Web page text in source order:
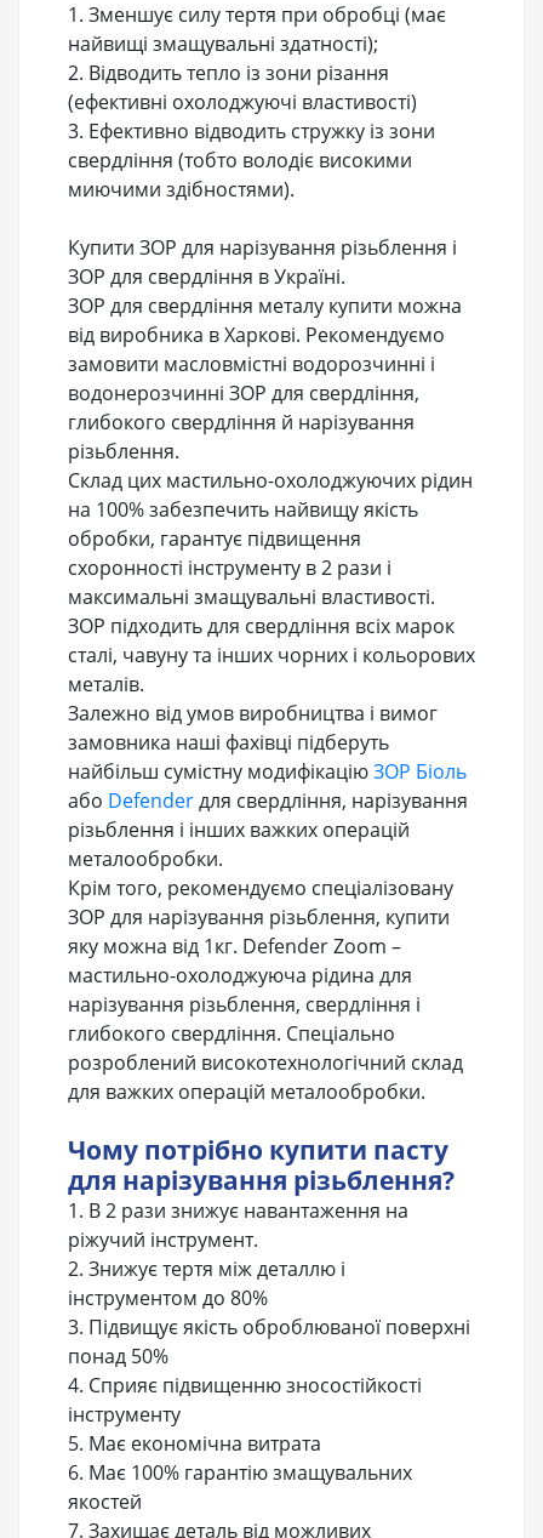
1. Зменшує силу тертя при обробці (має
найвищі змащувальні здатності);
2. Відводить тепло із зони різання
(ефективні охолоджуючі властивості)
3. Ефективно відводить стружку із зони
свердління (тобто володіє високими
миючими здібностями).
Купити ЗОР для нарізування різьблення і
ЗОР для свердління в Україні.
ЗОР для свердління металу купити можна
від виробника в Харкові. Рекомендуємо
замовити масловмістні водорозчинні і
водонерозчинні ЗОР для свердління,
глибокого свердління й нарізування
різьблення.
Склад цих мастильно-охолоджуючих рідин
на 100% забезпечить найвищу якість
обробки, гарантує підвищення
схоронності інструменту в 2 рази і
максимальні змащувальні властивості.
ЗОР підходить для свердління всіх марок
сталі, чавуну та інших чорних і кольорових
металів.
Залежно від умов виробництва і вимог
замовника наші фахівці підберуть
найбільш сумістну модифікаціюЗОР Біоль
або Defenderдля свердління, нарізування
різьблення і інших важких операцій
металообробки.
Крім того, рекомендуємо спеціалізовану
ЗОР для нарізування різьблення, купити
яку можна від 1кг. Defender Zoom –
мастильно-охолоджуюча рідина для
нарізування різьблення, свердління і
глибокого свердління. Спеціально
розроблений високотехнологічний склад
для важких операцій металообробки.
Чому потрібно купити пасту
для нарізування різьблення?
1. В 2 рази знижує навантаження на
ріжучий інструмент.
2. Знижує тертя між деталлю і
інструментом до 80%
3. Підвищує якість оброблюваної поверхні
понад 50%
4. Сприяє підвищенню зносостійкості
інструменту
5. Має економічна витрата
6. Має 100% гарантію змащувальних
якостей
7. Захищає деталь від можливих